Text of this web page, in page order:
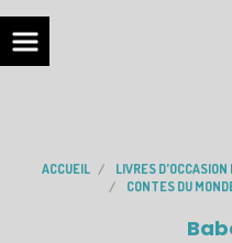
ACCUEIL LIVRES
CONTES DU